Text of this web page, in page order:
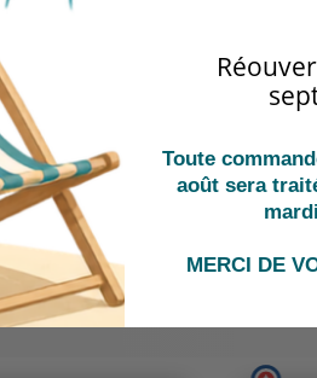
Réponse garantie sous 24H
(jours ouvrés)
Toute
août sera
MERCI DE